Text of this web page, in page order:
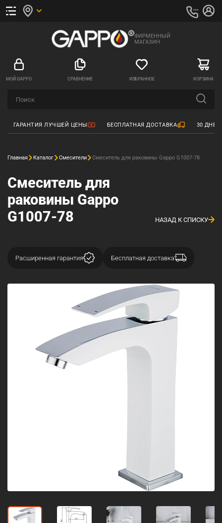
ФИРМЕННЫЙ
МАГАЗИН
МОЙ GAPPO СРАВНЕНИЕ ИЗБРАННОЕ КОРЗИНА
ГАРАНТИЯ ЛУЧШЕЙ ЦЕНЫ БЕСПЛАТНАЯ ДОСТАВКА 30
Главная Каталог Смесители Смеситель для раковины Gappo G1007-78
Смеситель для
раковины Gappo
G1007-78
НАЗАД К СПИСКУ
Расширенная гарантия Бесплатная доставка